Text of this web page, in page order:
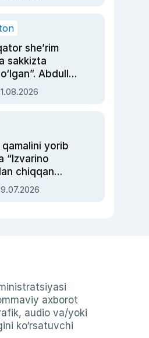
she’rim
sakkizta
Abdulla
asrab
yorib
“Izvarino
chiqqan
— Ukraina
axborot
audio va/yoki
ko‘rsatuvchi